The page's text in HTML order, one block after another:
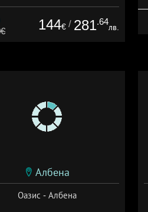
01.07 - 30.09 + полупансион
144€ / 281.64
лв.
Албена
Оазис - Албена